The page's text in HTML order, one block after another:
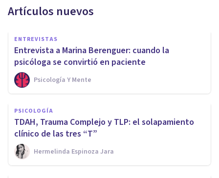
Artículos nuevos
ENTREVISTAS
Entrevista a Marina Berenguer: cuando la
psicóloga se convirtió en paciente
Psicología Y Mente
PSICOLOGÍA
TDAH, Trauma Complejo y TLP: el solapamiento
clínico de las tres “T”
Hermelinda Espinoza Jara